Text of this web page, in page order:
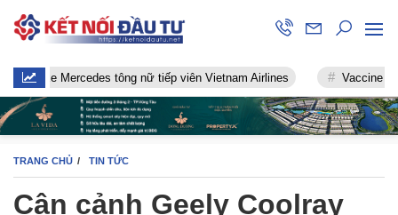
tông nữ tiếp viên Vietnam Airlines Vaccine chống Covid-19
TRANG CHỦ TIN TỨC
Cận cảnh Geely Coolray